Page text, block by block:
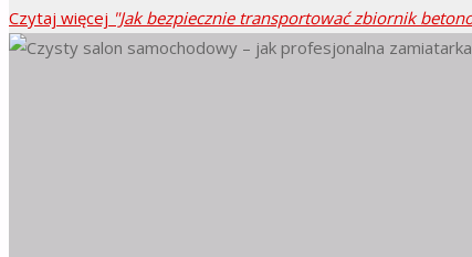
Czytaj więcej "Jak bezpiecznie transportować zbiornik